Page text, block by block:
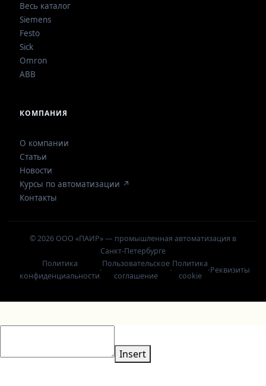
Весь каталог
Siemens
Festo
Sick
Omron
ABB
КОМПАНИЯ
О компании
Статьи
Новости
Курсы по автоматизации ↗
Контакты
© 2026 ООО «ПАИР» — промышленная автоматизация в
Санкт-Петербурге
Политика
конфиденциальности
·
Пользовательское
соглашение
·
Политика
cookie
·Реквизиты
Insert